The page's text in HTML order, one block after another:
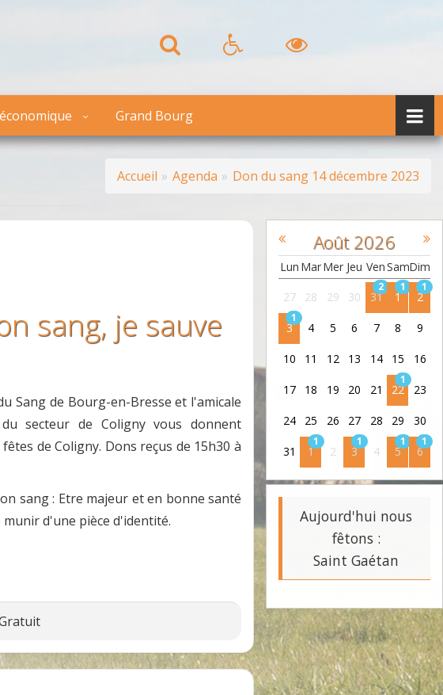
Accueil Agenda Don du sang 14 décembre 2023
sang, je sauve
Sang de Bourg-en-Bresse et l'amicale
secteur de Coligny vous donnent
de Coligny. Dons reçus de 15h30 à
sang : Etre majeur et en bonne santé
munir d'une pièce d'identité.
Août 2026
Lun MarMer Jeu VenSamDim
27 28 29 30 31
2
1
1
2
1
3
1
4 5 6 7 8 9
10 11 12 13 14 15 16
17 18 19 20 21 22
1
23
24 25 26 27 28 29 30
31 1
1
2 3
1
4 5
1
6
1
Aujourd'hui nous
fêtons :
Saint Gaétan
Grand Bourg